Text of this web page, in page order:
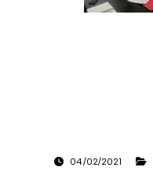
04/02/2021